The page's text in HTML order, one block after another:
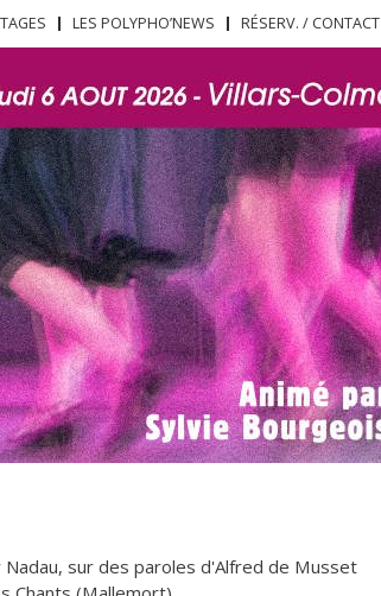
LES POLYPHO’NEWS RÉSERV. / CONTACT
Nadau, sur des paroles d'Alfred de Musset